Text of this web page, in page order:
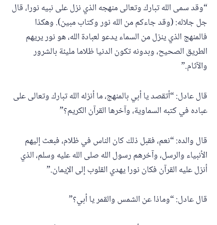
“وقد سمى الله تبارك وتعالى منهجه الذي نزل على نبيه نورا، قال
جل جلاله: (وقد جاءكم من الله نور وكتاب مبين). وهكذا
فالمنهج الذي ينزل من السماء يدعو لعبادة الله، هو نور يريهم
الطريق الصحيح، وبدونه تكون الدنيا ظلاما مليئة بالشرور
والآثام.”
قال عادل: “أتقصد يا أبي بالمنهج، ما أنزله الله تبارك وتعالى على
عباده في كتبه السماوية، وآخرها القرآن الكريم؟”
قال والده: “نعم، فقبل ذلك كان الناس في ظلام، فبعث إليهم
الأنبياء والرسل، وآخرهم رسول الله صلى الله عليه وسلم، الذي
أنزل عليه القرآن فكان نورا يهدي القلوب إلى الإيمان.”
قال عادل: “وماذا عن الشمس والقمر يا أبي؟”